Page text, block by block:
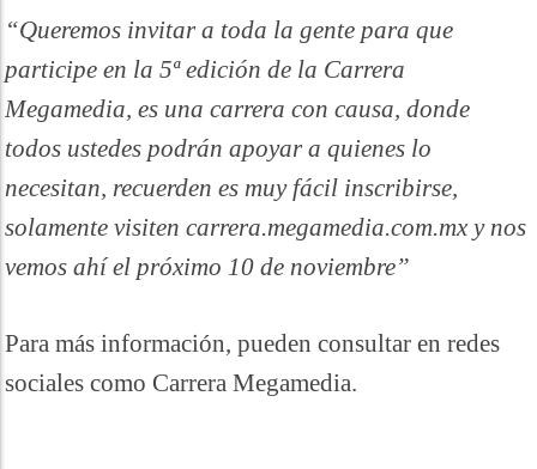
“Queremos invitar a toda la gente para que
participe en la 5ª edición de la Carrera
Megamedia, es una carrera con causa, donde
todos ustedes podrán apoyar a quienes lo
necesitan, recuerden es muy fácil inscribirse,
solamente visiten carrera.megamedia.com.mx y nos
vemos ahí el próximo 10 de noviembre”
Para más información, pueden consultar en redes
sociales como Carrera Megamedia.